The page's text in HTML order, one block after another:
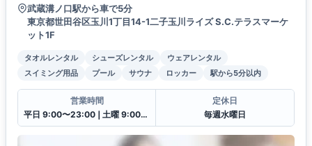
武蔵溝ノ口駅から車で5分
東京都世田谷区玉川1丁目14-1二子玉川ライズ S.C.テラスマーケ
ット1F
タオルレンタル シューズレンタル
ウェアレンタル
スイミング用品
プール サウナ ロッカー 駅から5分以内
営業時間
平日 9:00〜23:00❘土曜 9:00〜21:00❘日曜祝日9:00〜20:00
定休日
毎週水曜日